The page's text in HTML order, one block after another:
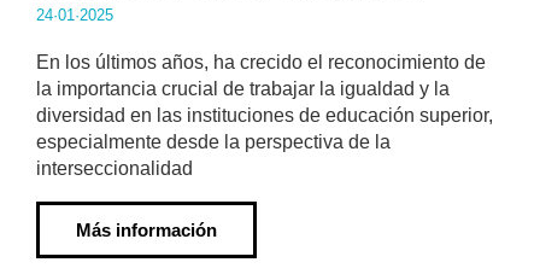
24·01·2025
En los últimos años, ha crecido el reconocimiento de
la importancia crucial de trabajar la igualdad y la
diversidad en las instituciones de educación superior,
especialmente desde la perspectiva de la
interseccionalidad
Más información